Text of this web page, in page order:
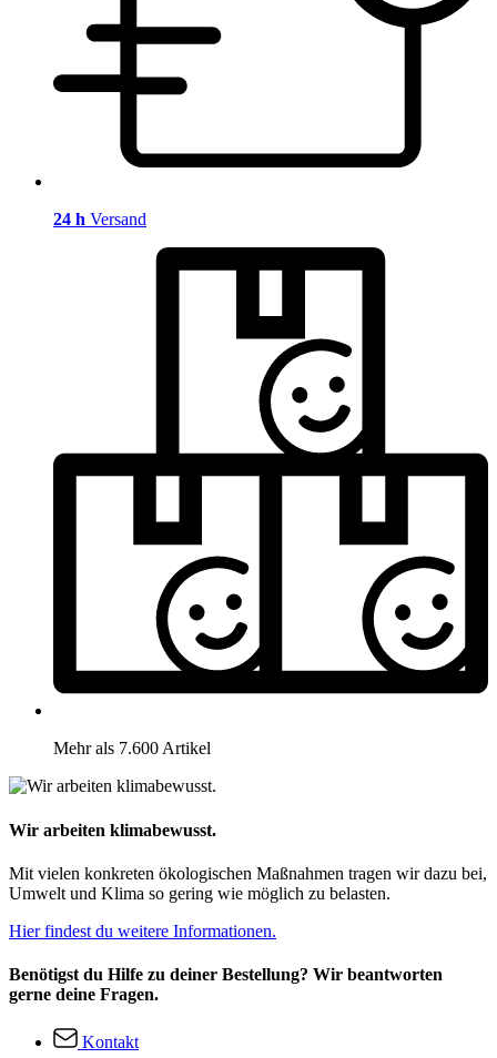
24 h Versand
Mehr als 7.600 Artikel
Wir arbeiten klimabewusst.
Mit vielen konkreten ökologischen Maßnahmen tragen wir dazu bei,
Umwelt und Klima so gering wie möglich zu belasten.
Hier findest du weitere Informationen.
Benötigst du Hilfe zu deiner Bestellung? Wir beantworten
gerne deine Fragen.
Kontakt